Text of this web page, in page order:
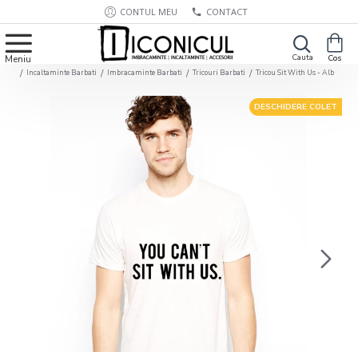
CONTUL MEU CONTACT
Incaltaminte Barbati Imbracaminte Barbati Tricouri Barbati Tricou Sit With Us - Alb
DESCHIDERE COLET